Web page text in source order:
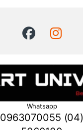
Whatsapp
0963070055 (04)